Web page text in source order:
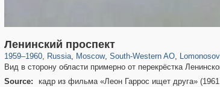
Ленинский проспект
1959–1960, Russia
1,405,779 29,243
, Moscow
319,716 8,286
, South-Western AO
12,410
,
Вид в сторону области примерно от перекрёстка
Source:
кадр из фильма «Леон Гаррос ищет друга» (1961